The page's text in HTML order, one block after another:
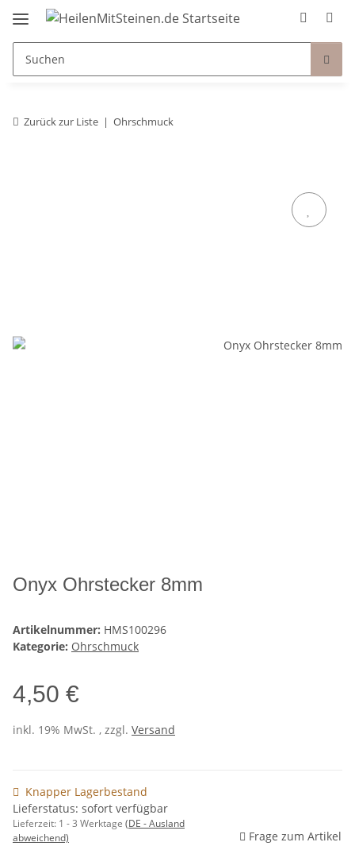
Zurück zur Liste Ohrschmuck
Onyx Ohrstecker 8mm
Artikelnummer: HMS100296
Kategorie: Ohrschmuck
4,50 €
inkl. 19% MwSt. , zzgl. Versand
Knapper Lagerbestand
Lieferstatus: sofort verfügbar
Lieferzeit: 1 - 3 Werktage (DE - Ausland
abweichend)
Frage zum Artikel